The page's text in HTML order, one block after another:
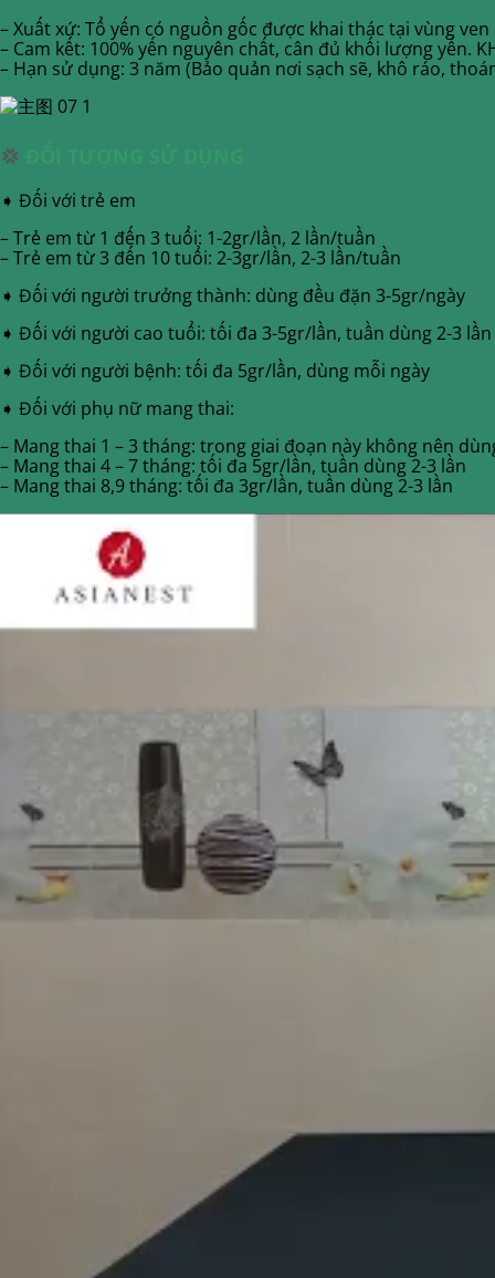
– Xuất xứ: Tổ yến có nguồn gốc được khai thác tại vùng
– Cam kết: 100% yến nguyên chất, cân đủ khối lượng yến.
– Hạn sử dụng: 3 năm (Bảo quản nơi sạch sẽ, khô ráo,
💢
➧ Đối với trẻ em
– Trẻ em từ 1 đến 3 tuổi: 1-2gr/lần, 2 lần/tuần
– Trẻ em từ 3 đến 10 tuổi: 2-3gr/lần, 2-3 lần/tuần
➧ Đối với người trưởng thành: dùng đều đặn 3-5gr/ngày
➧ Đối với người cao tuổi: tối đa 3-5gr/lần, tuần dùng 2-3 lần
➧ Đối với người bệnh: tối đa 5gr/lần, dùng mỗi ngày
➧ Đối với phụ nữ mang thai:
– Mang thai 1 – 3 tháng: trong giai đoạn này không nên
– Mang thai 4 – 7 tháng: tối đa 5gr/lần, tuần dùng 2-3 lần
– Mang thai 8,9 tháng: tối đa 3gr/lần, tuần dùng 2-3 lần